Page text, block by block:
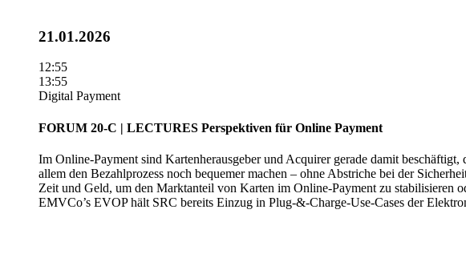
21.01.2026
12:55
13:55
Digital Payment
FORUM 20-C | LECTURES Perspektiven für Online Payment
Im Online-Payment sind Kartenherausgeber und Acquirer gerade damit
allem den Bezahlprozess noch bequemer machen – ohne Abstriche bei der
Zeit und Geld, um den Marktanteil von Karten im Online-Payment zu stabilisieren
EMVCo’s EVOP hält SRC bereits Einzug in Plug-&-Charge-Use-Cases der